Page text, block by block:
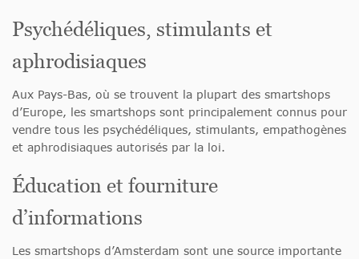
Psychédéliques, stimulants et
aphrodisiaques
Aux Pays-Bas, où se trouvent la plupart des smartshops
d’Europe, les smartshops sont principalement connus pour
vendre tous les psychédéliques, stimulants, empathogènes
et aphrodisiaques autorisés par la loi.
Éducation et fourniture
d’informations
Les smartshops d’Amsterdam sont une source importante